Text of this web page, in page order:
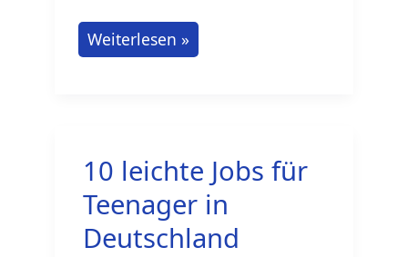
Ferienjobs
mit
spannende
Möglichkeiten!
Weiterlesen »
10 leichte Jobs für
Teenager in
Deutschland